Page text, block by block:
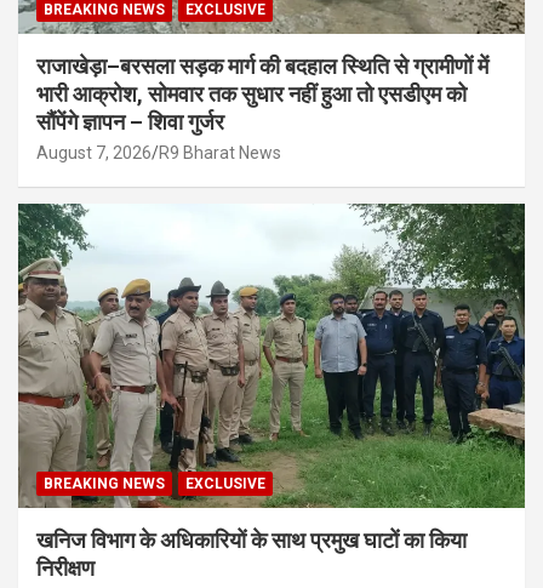
BREAKING NEWS EXCLUSIVE
राजाखेड़ा–बरसला सड़क मार्ग की बदहाल स्थिति से ग्रामीणों में
भारी आक्रोश, सोमवार तक सुधार नहीं हुआ तो एसडीएम को
सौंपेंगे ज्ञापन – शिवा गुर्जर
August 7, 2026 R9 Bharat News
BREAKING NEWS EXCLUSIVE
खनिज विभाग के अधिकारियों के साथ प्रमुख घाटों का किया
निरीक्षण